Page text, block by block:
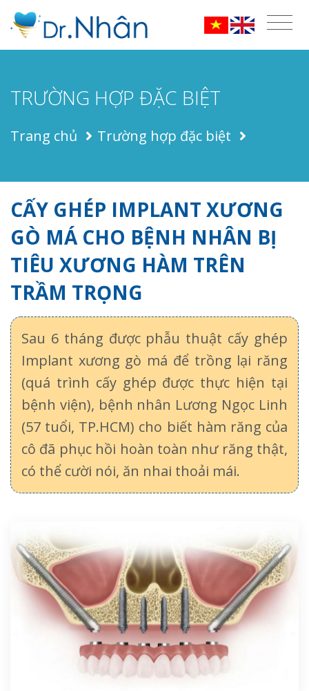
TRƯỜNG HỢP ĐẶC BIỆT
Trang chủ Trường hợp đặc biệt
CẤY GHÉP IMPLANT XƯƠNG
GÒ MÁ CHO BỆNH NHÂN BỊ
TIÊU XƯƠNG HÀM TRÊN
TRẦM TRỌNG
Sau 6 tháng được phẫu thuật cấy ghép
Implant xương gò má để trồng lại răng
(quá trình cấy ghép được thực hiện tại
bệnh viện), bệnh nhân Lương Ngọc Linh
(57 tuổi, TP.HCM) cho biết hàm răng của
cô đã phục hồi hoàn toàn như răng thật,
có thể cười nói, ăn nhai thoải mái.